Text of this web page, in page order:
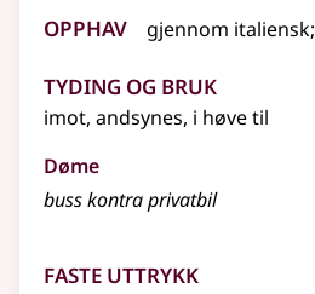
Opphav gjennom italiensk;
Tyding og bruk
imot, andsynes, i høve til
Døme
buss kontra privatbil
Faste uttrykk